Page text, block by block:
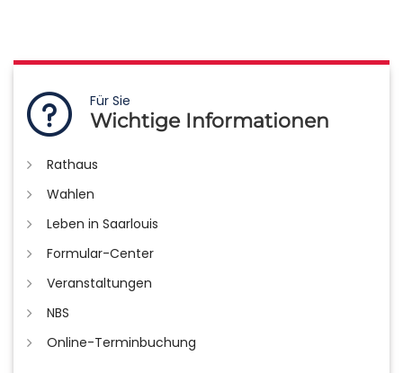
Für Sie
Wichtige Informationen
Rathaus
Wahlen
Leben in Saarlouis
Formular-Center
Veranstaltungen
NBS
Online-Terminbuchung